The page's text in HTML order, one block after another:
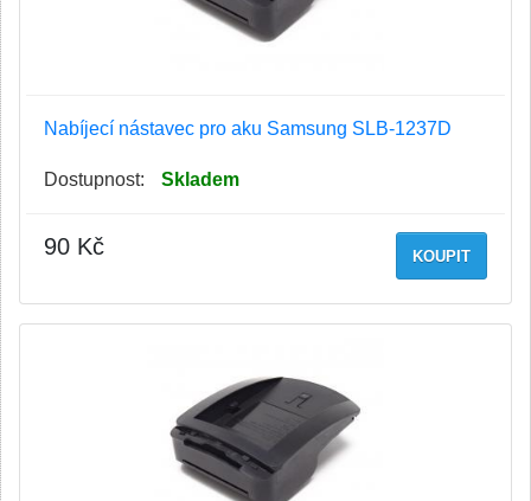
Nabíjecí nástavec pro aku Samsung SLB-1237D
Dostupnost: Skladem
KOUPIT
90 Kč